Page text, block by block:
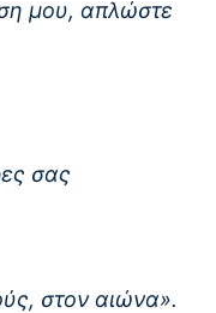
μου, απλώστε
σας
στον αιώνα».